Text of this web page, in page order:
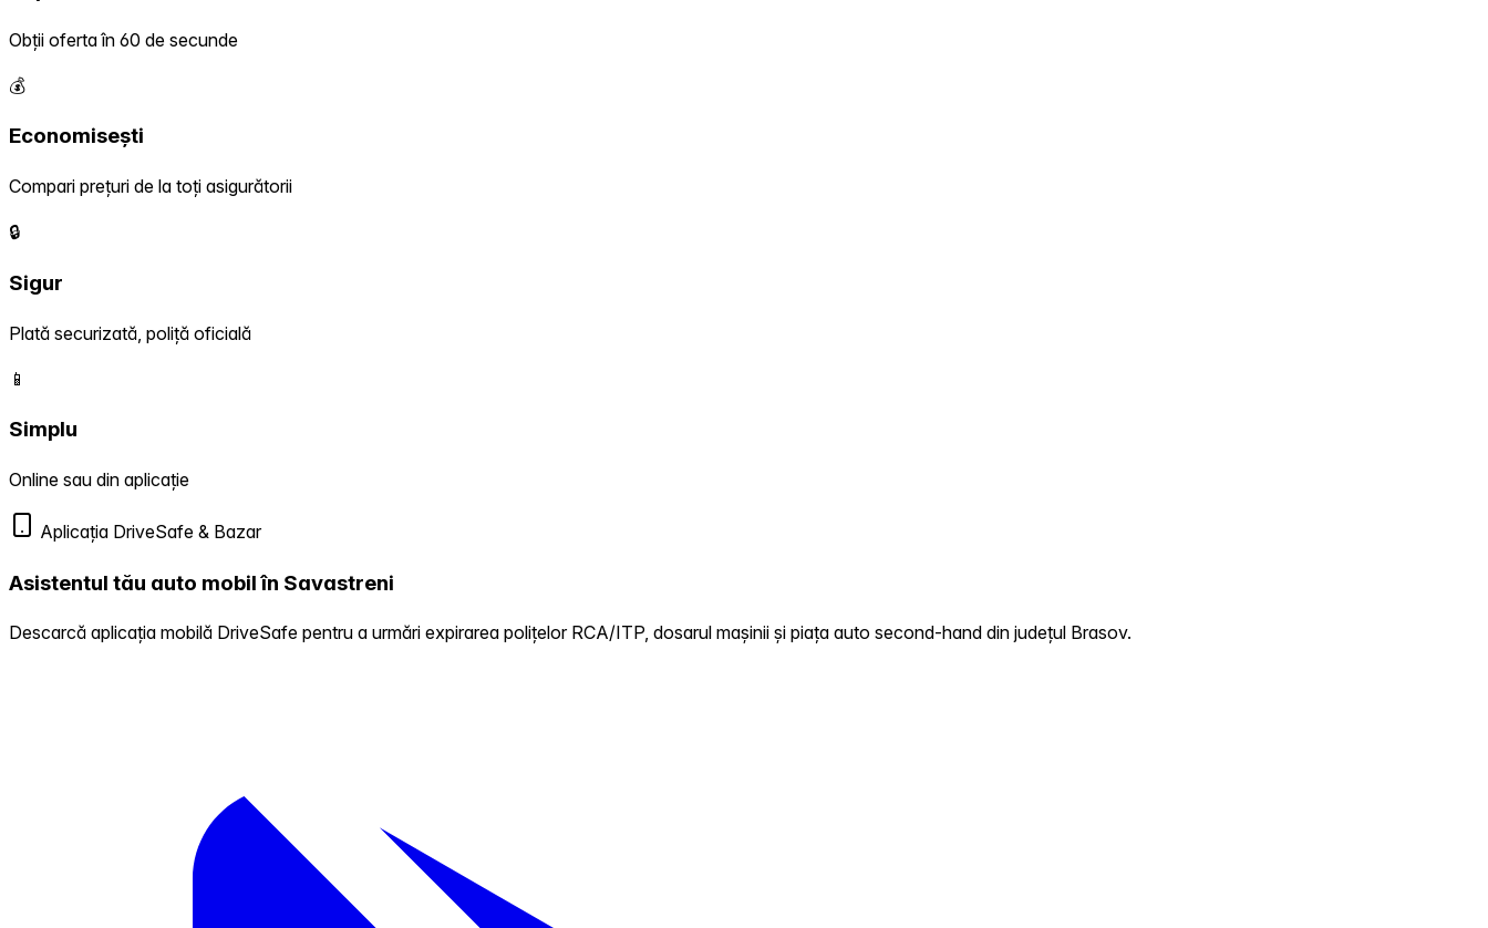
Obții oferta în 60 de secunde
💰
Economisești
Compari prețuri de la toți asigurătorii
🔒
Sigur
Plată securizată, poliță oficială
📱
Simplu
Online sau din aplicație
Aplicația DriveSafe & Bazar
Asistentul tău auto mobil în Savastreni
Descarcă aplicația mobilă DriveSafe pentru a urmări expirarea polițelor RCA/ITP, dosarul mașinii și piața auto second-hand din județul Brasov.